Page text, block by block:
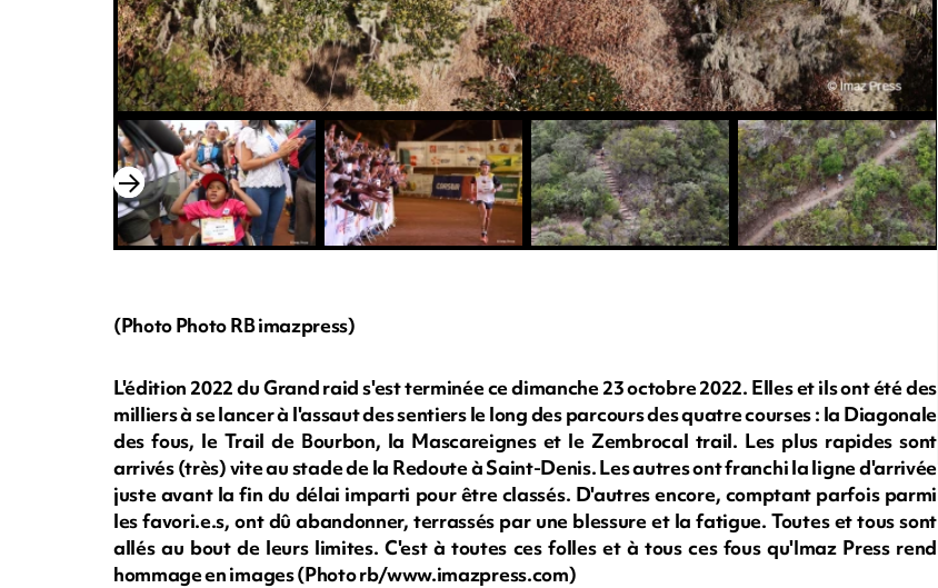
(Photo Photo RB imazpress)
L'édition 2022 du Grand raid s'est terminée ce dimanche 23 octobre 2022. Elles et ils ont été des
milliers à se lancer à l'assaut des sentiers le long des parcours des quatre courses : la Diagonale
des fous, le Trail de Bourbon, la Mascareignes et le Zembrocal trail. Les plus rapides sont
arrivés (très) vite au stade de la Redoute à Saint-Denis. Les autres ont franchi la ligne d'arrivée
juste avant la fin du délai imparti pour être classés. D'autres encore, comptant parfois parmi
les favori.e.s, ont dû abandonner, terrassés par une blessure et la fatigue. Toutes et tous sont
allés au bout de leurs limites. C'est à toutes ces folles et à tous ces fous qu'Imaz Press rend
hommage en images (Photo rb/www.imazpress.com)